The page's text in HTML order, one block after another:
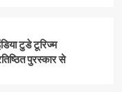
टुडे टूरिज्म
पुरस्कार से